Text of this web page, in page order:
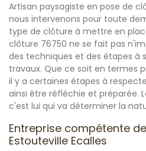
Artisan paysagiste en pose de
nous intervenons pour toute
type de clôture à mettre en
clôture 76750 ne se fait pas
des techniques et des étapes à
travaux. Que ce soit en termes
il y a certaines étapes à
ainsi être réfléchie et préparée.
c'est lui qui va déterminer la
Entreprise compétente
Estouteville Ecalles